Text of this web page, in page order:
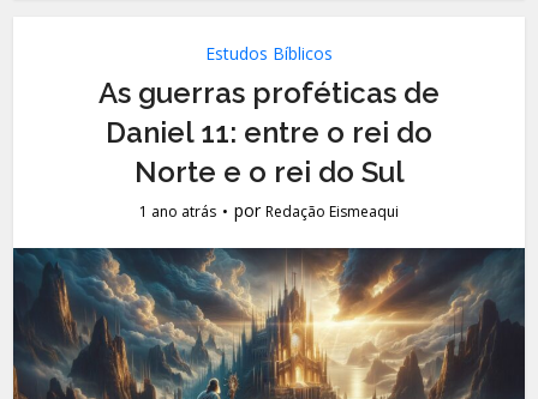
Estudos Bíblicos
As guerras proféticas de
Daniel 11: entre o rei do
Norte e o rei do Sul
1 ano atrás porRedação Eismeaqui